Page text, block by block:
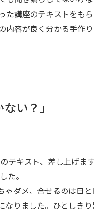
った講座のテキストをも
内容が良く分かる手作
い？」
キスト、差し上げま
た。
ダメ、合せるのは目
りました。ひとしき